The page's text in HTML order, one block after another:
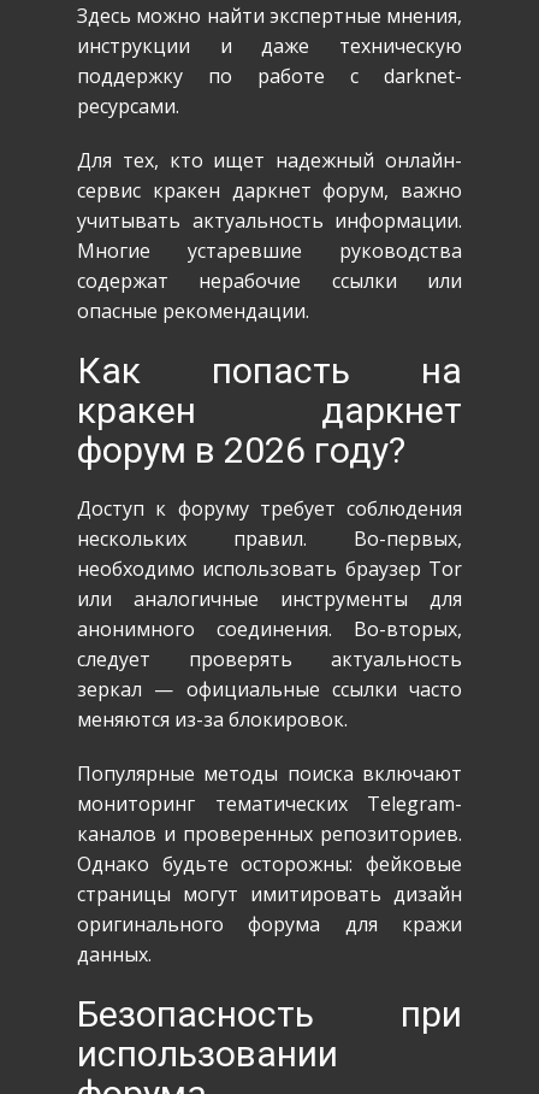
Здесь можно найти экспертные мнения,
инструкции и даже техническую
поддержку по работе с darknet-
ресурсами.
Для тех, кто ищет надежный онлайн-
сервис кракен даркнет форум, важно
учитывать актуальность информации.
Многие устаревшие руководства
содержат нерабочие ссылки или
опасные рекомендации.
Как попасть на
кракен даркнет
форум в 2026 году?
Доступ к форуму требует соблюдения
нескольких правил. Во-первых,
необходимо использовать браузер Tor
или аналогичные инструменты для
анонимного соединения. Во-вторых,
следует проверять актуальность
зеркал — официальные ссылки часто
меняются из-за блокировок.
Популярные методы поиска включают
мониторинг тематических Telegram-
каналов и проверенных репозиториев.
Однако будьте осторожны: фейковые
страницы могут имитировать дизайн
оригинального форума для кражи
данных.
Безопасность при
использовании